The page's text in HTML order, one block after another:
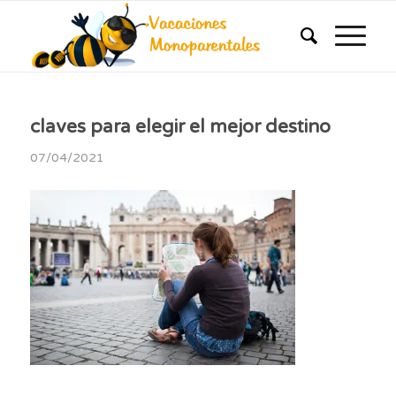
claves para elegir el mejor destino
07/04/2021